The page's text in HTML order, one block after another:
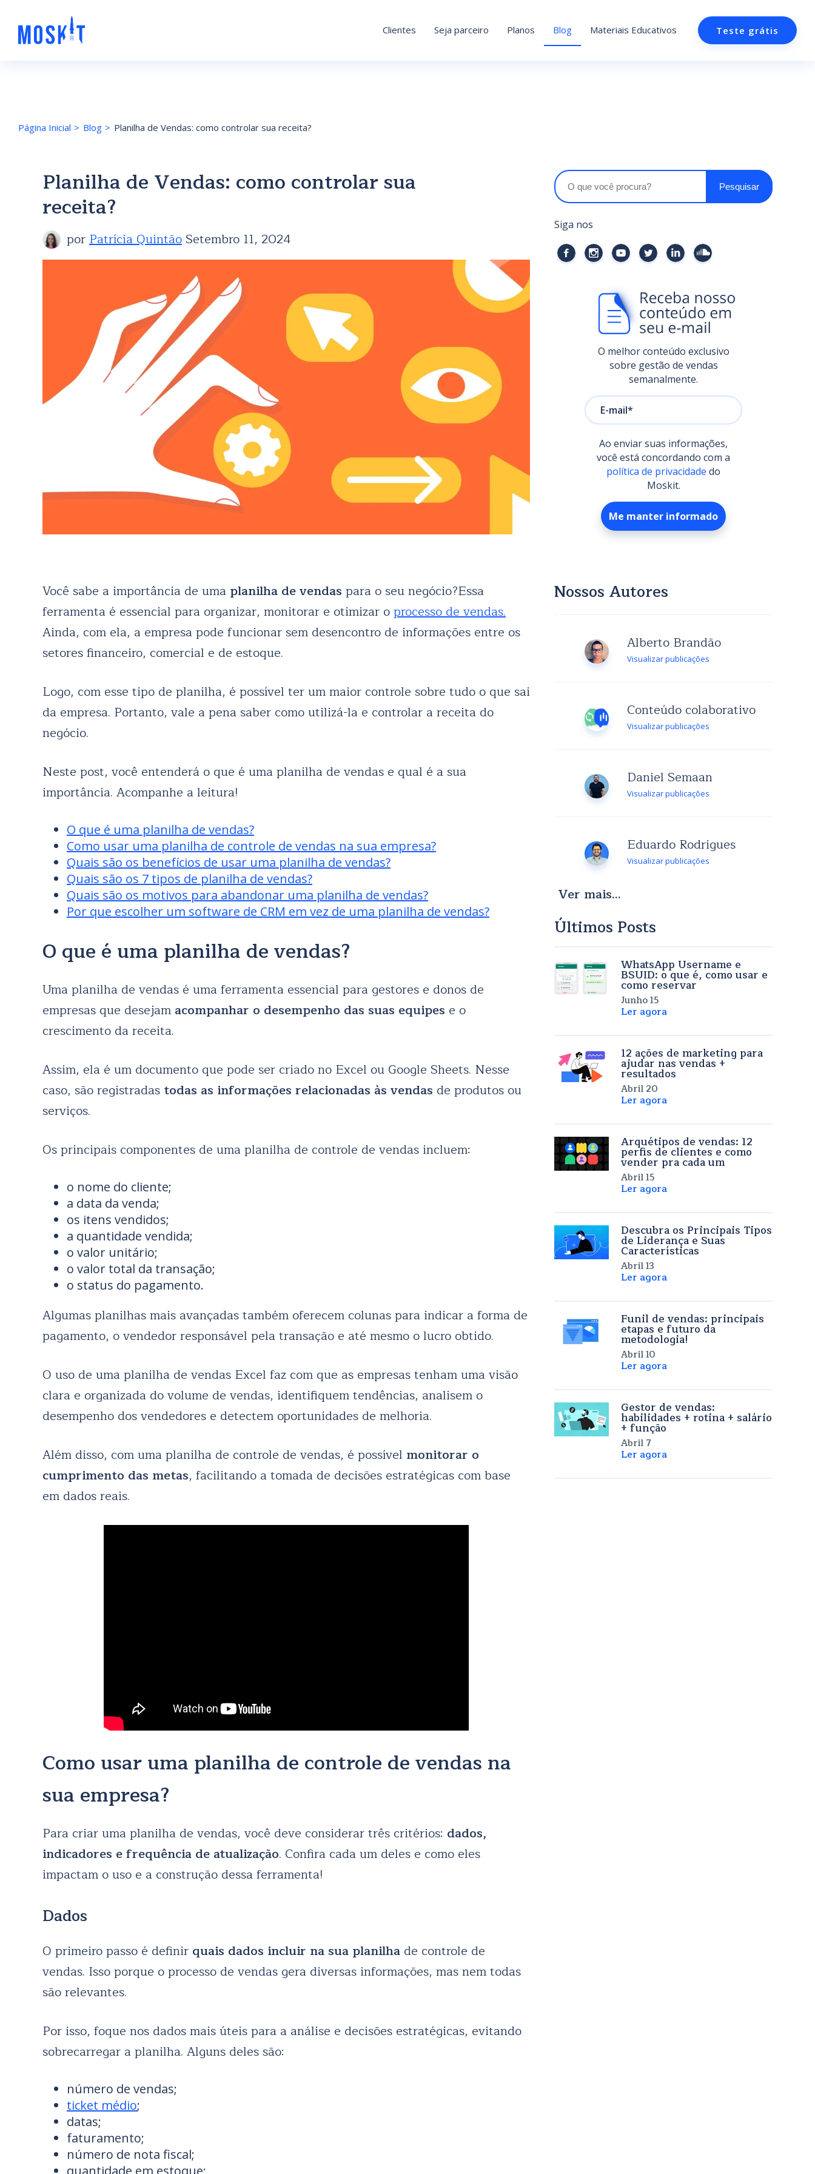
Clientes Seja parceiro Planos Blog Materiais Educativos Teste grátis
Página Inicial Blog Planilha de Vendas: como controlar sua receita?
Planilha de Vendas: como controlar sua
receita?
porPatrícia Quintão Setembro 11, 2024
Você sabe a importância de uma planilha de vendas para o seu negócio?Essa
ferramenta é essencial para organizar, monitorar e otimizar oprocesso de vendas.
Ainda, com ela, a empresa pode funcionar sem desencontro de informações entre os
setores financeiro, comercial e de estoque.
Logo, com esse tipo de planilha, é possível ter um maior controle sobre tudo o que sai
da empresa. Portanto, vale a pena saber como utilizá-la e controlar a receita do
negócio.
Neste post, você entenderá o que é uma planilha de vendas e qual é a sua
importância. Acompanhe a leitura!
O que é uma planilha de vendas?
Como usar uma planilha de controle de vendas na sua empresa?
Quais são os benefícios de usar uma planilha de vendas?
Quais são os 7 tipos de planilha de vendas?
Quais são os motivos para abandonar uma planilha de vendas?
Por que escolher um software de CRM em vez de uma planilha de vendas?
O que é uma planilha de vendas?
Uma planilha de vendas é uma ferramenta essencial para gestores e donos de
empresas que desejam acompanhar o desempenho das suas equipes e o
crescimento da receita.
Assim, ela é um documento que pode ser criado no Excel ou Google Sheets. Nesse
caso, são registradas todas as informações relacionadas às vendas de produtos ou
serviços.
Os principais componentes de uma planilha de controle de vendas incluem:
o nome do cliente;
a data da venda;
os itens vendidos;
a quantidade vendida;
o valor unitário;
o valor total da transação;
o status do pagamento.
Algumas planilhas mais avançadas também oferecem colunas para indicar a forma de
pagamento, o vendedor responsável pela transação e até mesmo o lucro obtido.
O uso de uma planilha de vendas Excel faz com que as empresas tenham uma visão
clara e organizada do volume de vendas, identifiquem tendências, analisem o
desempenho dos vendedores e detectem oportunidades de melhoria.
Além disso, com uma planilha de controle de vendas, é possível monitorar o
cumprimento das metas, facilitando a tomada de decisões estratégicas com base
em dados reais.
Como usar uma planilha de controle de vendas na
sua empresa?
Para criar uma planilha de vendas, você deve considerar três critérios: dados,
indicadores e frequência de atualização. Confira cada um deles e como eles
impactam o uso e a construção dessa ferramenta!
Dados
O primeiro passo é definir quais dados incluir na sua planilha de controle de
vendas. Isso porque o processo de vendas gera diversas informações, mas nem todas
são relevantes.
Por isso, foque nos dados mais úteis para a análise e decisões estratégicas, evitando
sobrecarregar a planilha. Alguns deles são:
número de vendas;
ticket médio;
datas;
faturamento;
número de nota fiscal;
quantidade em estoque;
Siga nos
O melhor conteúdo exclusivo
sobre gestão de vendas
semanalmente.
Ao enviar suas informações,
você está concordando com a
política de privacidade do
Moskit.
Nossos Autores
Alberto Brandão
Visualizar publicações
Conteúdo colaborativo
Visualizar publicações
Daniel Semaan
Visualizar publicações
Eduardo Rodrigues
Visualizar publicações
Ver mais...
Últimos Posts
WhatsApp Username e
BSUID: o que é, como usar e
como reservar
Junho 15
Ler agora
12 ações de marketing para
ajudar nas vendas +
resultados
Abril 20
Ler agora
Arquétipos de vendas: 12
perfis de clientes e como
vender pra cada um
Abril 15
Ler agora
Descubra os Principais Tipos
de Liderança e Suas
Características
Abril 13
Ler agora
Funil de vendas: principais
etapas e futuro da
metodologia!
Abril 10
Ler agora
Gestor de vendas:
habilidades + rotina + salário
+ função
Abril 7
Ler agora